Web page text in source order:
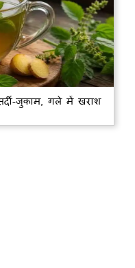
जुकाम, गले में खराश